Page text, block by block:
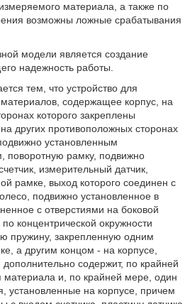
материала, а также по
возможны ложные срабатывания
модели является создание
надежность работы.
тем, что устройство для
содержащее корпус, на
которого закреплены
других противоположных сторонах
установленным
рамку, подвижно
измерительный датчик,
рамке, выход которого соединен с
подвижно установленное в
с отверстиями на боковой
концентрической окружности
пружину, закрепленную одним
а другим концом - на корпусе,
содержит, по крайней
материала и, по крайней мере, один
установленные на корпусе, причем